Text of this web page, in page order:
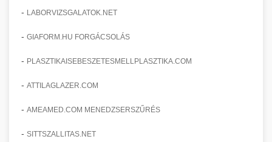
- LABORVIZSGALATOK.NET
- GIAFORM.HU FORGÁCSOLÁS
- PLASZTIKAISEBESZETESMELLPLASZTIKA.COM
- ATTILAGLAZER.COM
- AMEAMED.COM MENEDZSERSZŰRÉS
- SITTSZALLITAS.NET